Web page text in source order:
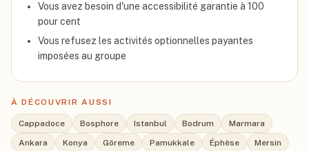
Vous avez besoin d'une accessibilité garantie à 100
pour cent
Vous refusez les activités optionnelles payantes
imposées au groupe
À DÉCOUVRIR AUSSI
Cappadoce Bosphore Istanbul Bodrum
Marmara
Ankara
Konya Göreme Pamukkale Éphèse
Mersin